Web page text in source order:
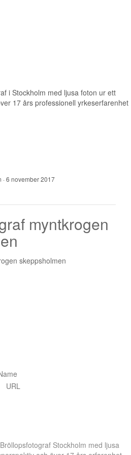
i Stockholm med ljusa foton ur ett
17 års professionell yrkeserfarenhet
·6 november 2017
myntkrogen
Bröllopsfotograf Stockholm med ljusa